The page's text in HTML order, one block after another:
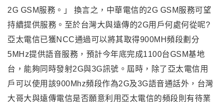
2G GSM服務。」 換言之，中華電信的2G GSM服務可望
持續提供服務。至於台灣大與遠傳的2G用戶何處何從呢?
亞太電信已獲NCC通過可以將其取得900MH頻段劃分
5MHz提供語音服務，預計今年底完成1100台GSM基地
台，能夠同時發射2G與3G訊號。屆時，除了亞太電信用
戶可以使用該900Mhz頻段作為2G及3G語音通話外，台灣
大哥大與遠傳電信是否願意利用亞太電信的頻段則有待業